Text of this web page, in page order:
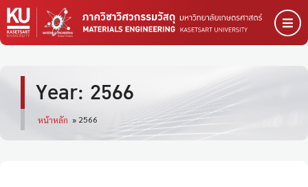
Year: 2566
หน้าหลัก » 2566